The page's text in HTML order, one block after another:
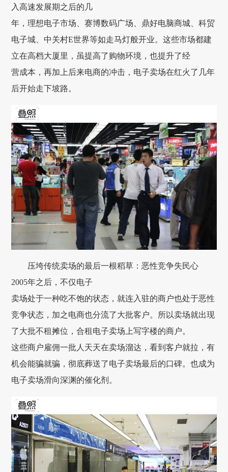
入高速发展期之后的几
年，理想电子市场、赛博数码广场、鼎好电脑商城、科贸
电子城、中关村E世界等如走马灯般开业。这些市场都建
立在高档大厦里，虽提高了购物环境，也提升了经
营成本，再加上后来电商的冲击，电子卖场在红火了几年
后开始走下坡路。
压垮传统卖场的最后一根稻草：恶性竞争失民心
2005年之后，不仅电子
卖场处于一种吃不饱的状态，就连入驻的商户也处于恶性
竞争状态，加之电商也分流了大批客户。所以卖场就出现
了大批不租摊位，合租电子卖场上写字楼的商户。
这些商户雇佣一批人天天在卖场溜达，看到客户就拉，有
机会能骗就骗，彻底葬送了电子卖场最后的口碑。也成为
电子卖场滑向深渊的催化剂。